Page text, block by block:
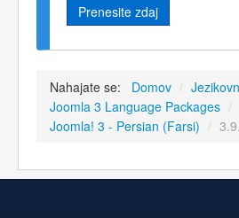
Prenesite zdaj
Nahajate se: Domov /
Joomla 3 Language Packages /
Joomla! 3 - Persian (Farsi) /